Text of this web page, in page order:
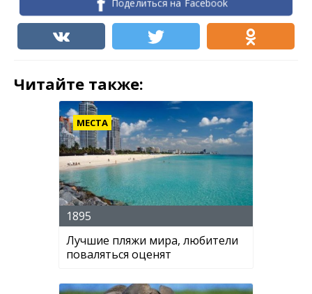
Поделиться на Facebook
Читайте также:
МЕСТА
1895
Лучшие пляжи мира, любители
поваляться оценят